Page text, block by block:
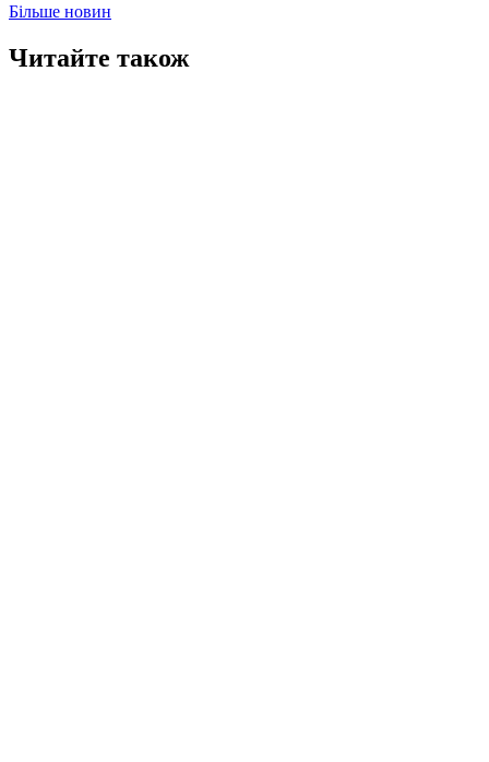
Більше новин
Читайте також